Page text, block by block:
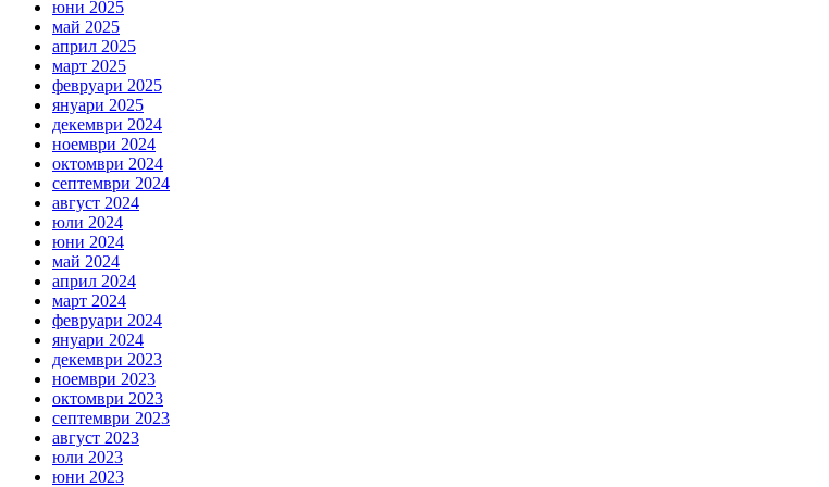
юни 2025
май 2025
април 2025
март 2025
февруари 2025
януари 2025
декември 2024
ноември 2024
октомври 2024
септември 2024
август 2024
юли 2024
юни 2024
май 2024
април 2024
март 2024
февруари 2024
януари 2024
декември 2023
ноември 2023
октомври 2023
септември 2023
август 2023
юли 2023
юни 2023